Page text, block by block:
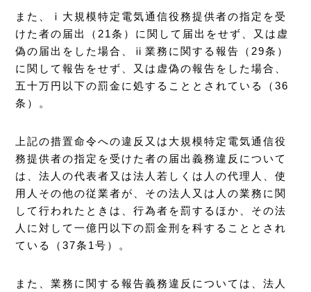
また、ⅰ大規模特定電気通信役務提供者の指定を受
けた者の届出（21条）に関して届出をせず、又は虚
偽の届出をした場合、ⅱ業務に関する報告（29条）
に関して報告をせず、又は虚偽の報告をした場合、
五十万円以下の罰金に処することとされている（36
条）。
上記の措置命令への違反又は大規模特定電気通信役
務提供者の指定を受けた者の届出義務違反について
は、法人の代表者又は法人若しくは人の代理人、使
用人その他の従業者が、その法人又は人の業務に関
して行われたときは、行為者を罰するほか、その法
人に対して一億円以下の罰金刑を科することとされ
ている（37条1号）。
また、業務に関する報告義務違反については、法人